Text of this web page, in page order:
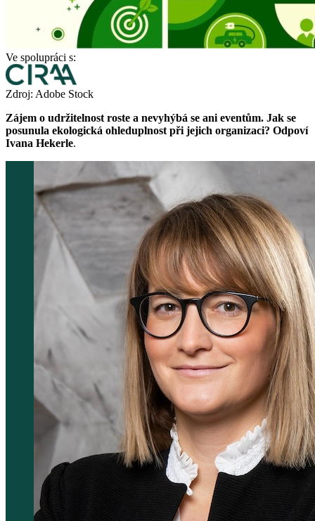
Ve spolupráci s:
Zdroj: Adobe Stock
Zájem o udržitelnost roste a nevyhýbá se ani eventům. Jak se
posunula ekologická ohleduplnost při jejich organizaci? Odpoví
Ivana Hekerle.